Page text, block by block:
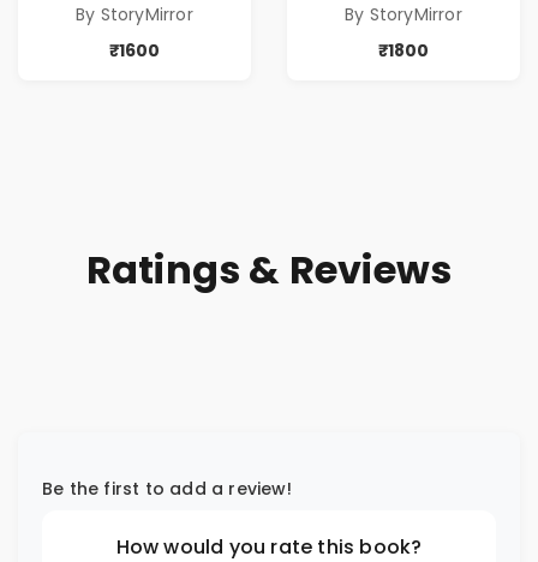
Poem 10 Books)
By StoryMirror
₹1600
By StoryMirror
₹1800
Ratings & Reviews
Be the first to add a review!
How would you rate this book?